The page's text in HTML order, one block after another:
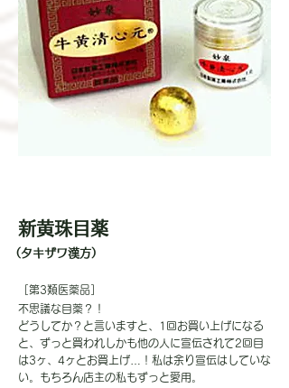
新黄珠目薬
（タキザワ漢方）
［第3類医薬品］
不思議な目薬？！
どうしてか？と言いますと、1回お買い上げになる
と、ずっと買われしかも他の人に宣伝されて2回目
は3ヶ、4ヶとお買上げ…！私は余り宣伝はしていな
い。もちろん店主の私もずっと愛用。